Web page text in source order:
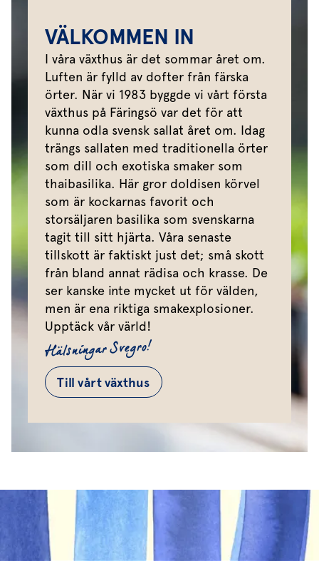
VÄLKOMMEN IN
I våra växthus är det sommar året om.
Luften är fylld av dofter från färska
örter. När vi 1983 byggde vi vårt första
växthus på Färingsö var det för att
kunna odla svensk sallat året om. Idag
trängs sallaten med traditionella örter
som dill och exotiska smaker som
thaibasilika. Här gror doldisen körvel
som är kockarnas favorit och
storsäljaren basilika som svenskarna
tagit till sitt hjärta. Våra senaste
tillskott är faktiskt just det; små skott
från bland annat rädisa och krasse. De
ser kanske inte mycket ut för välden,
men är ena riktiga smakexplosioner.
Upptäck vår värld!
Hälsningar Svegro!
Till vårt växthus